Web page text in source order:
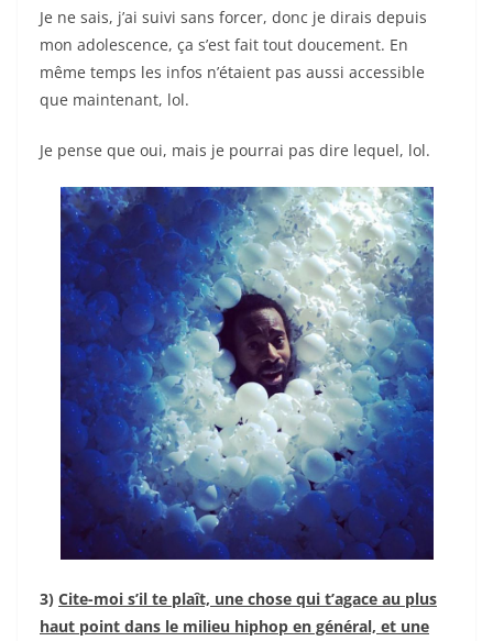
Je ne sais, j’ai suivi sans forcer, donc je dirais depuis
mon adolescence, ça s’est fait tout doucement. En
même temps les infos n’étaient pas aussi accessible
que maintenant, lol.
Je pense que oui, mais je pourrai pas dire lequel, lol.
3) Cite-moi s’il te plaît, une chose qui t’agace au plus
haut point dans le milieu hiphop en général, et une